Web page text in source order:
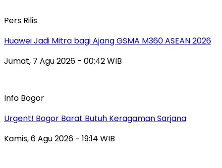
Pers Rilis
Huawei Jadi Mitra bagi Ajang GSMA M360 ASEAN 2026
Jumat, 7 Agu 2026 - 00:42 WIB
Info Bogor
Urgent! Bogor Barat Butuh Keragaman Sarjana
Kamis, 6 Agu 2026 - 19:14 WIB